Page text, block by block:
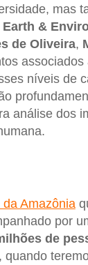
mas
&
de Oliveira,
níveis de
análise dos
Amazônia
por
de